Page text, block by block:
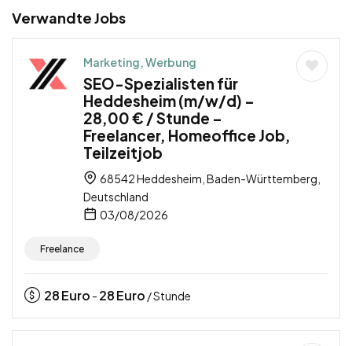
Verwandte Jobs
Marketing, Werbung
SEO-Spezialisten für
Heddesheim (m/w/d) –
28,00 € / Stunde –
Freelancer, Homeoffice Job,
Teilzeitjob
68542 Heddesheim, Baden-Württemberg,
Deutschland
03/08/2026
Freelance
28Euro - 28Euro / Stunde